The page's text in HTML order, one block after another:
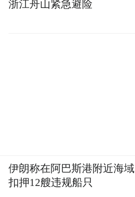
浙江舟山紧急避险
伊朗称在阿巴斯港附近海域
扣押12艘违规船只